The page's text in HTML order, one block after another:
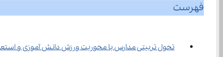
فهرست
تحول تربیتی مدارس با محوریت ورزش دانش ‌آموزی و استعدادیابی در مدارس